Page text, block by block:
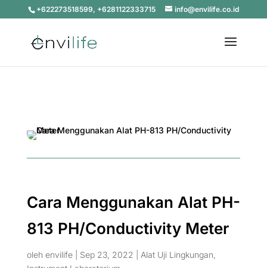
+622273518599, +6281122333715 info@envilife.co.id
Cara Menggunakan Alat PH-
813 PH/Conductivity Meter
oleh envilife| Sep 23, 2022 Alat Uji Lingkungan